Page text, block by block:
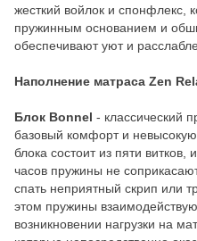
жесткий войлок и спонфлекс,
пружинным основанием и
обеспечивают уют и
Наполнение матраса Zen
Блок Bonnel - классический
базовый комфорт и
блока состоит из пяти
часов пружины не
спать неприятный скрип или
этом пружины
возникновении нагрузки на